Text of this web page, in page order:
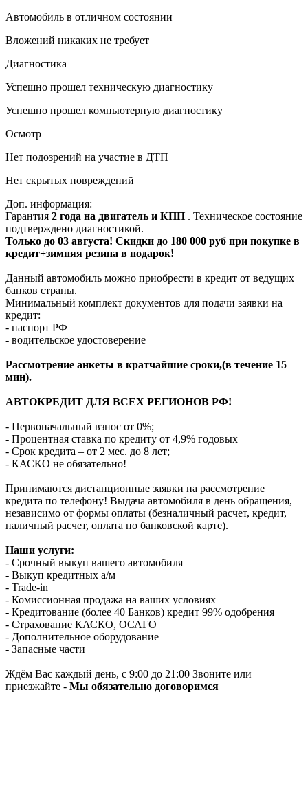
Автомобиль в отличном состоянии
Вложений никаких не требует
Диагностика
Успешно прошел техническую диагностику
Успешно прошел компьютерную диагностику
Осмотр
Нет подозрений на участие в ДТП
Нет скрытых повреждений
Доп. информация:
Гарантия 2 года на двигатель и КПП . Техническое состояние
подтверждено диагностикой.
Только до 03 августа! Скидки до 180 000 руб при покупке в
кредит+зимняя резина в подарок!
Данный автомобиль можно приобрести в кредит от ведущих
банков страны.
Минимальный комплект документов для подачи заявки на
кредит:
- паспорт РФ
- водительское удостоверение
Рассмотрение анкеты в кратчайшие сроки,(в течение 15
мин).
АВТОКРЕДИТ ДЛЯ ВСЕХ РЕГИОНОВ РФ!
- Первоначальный взнос от 0%;
- Процентная ставка по кредиту от 4,9% годовых
- Срок кредита – от 2 мес. до 8 лет;
- КАСКО не обязательно!
Принимаются дистанционные заявки на рассмотрение
кредита по телефону! Выдача автомобиля в день обращения,
независимо от формы оплаты (безналичный расчет, кредит,
наличный расчет, оплата по банковской карте).
Наши услуги:
- Срочный выкуп вашего автомобиля
- Выкуп кредитных а/м
- Trade-in
- Комиссионная продажа на ваших условиях
- Кредитование (более 40 Банков) кредит 99% одобрения
- Страхование КАСКО, ОСАГО
- Дополнительное оборудование
- Запасные части
Ждём Вас каждый день, с 9:00 до 21:00 Звоните или
приезжайте - Мы обязательно договоримся